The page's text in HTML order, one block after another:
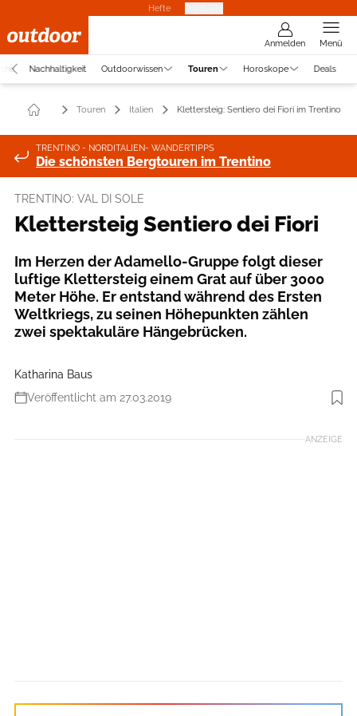
Hefte
Anmelden Menü
Nachhaltigkeit Outdoorwissen Touren Horoskope Deals
Touren Italien Klettersteig: Sentiero dei Fiori im Trentino
TRENTINO - NORDITALIEN- WANDERTIPPS
Die schönsten Bergtouren im Trentino
TRENTINO: VAL DI SOLE
Klettersteig Sentiero dei Fiori
Im Herzen der Adamello-Gruppe folgt dieser
luftige Klettersteig einem Grat auf über 3000
Meter Höhe. Er entstand während des Ersten
Weltkriegs, zu seinen Höhepunkten zählen
zwei spektakuläre Hängebrücken.
Katharina Baus
Veröffentlicht am 27.03.2019
Foto: Jens Klatt
ANZEIGE